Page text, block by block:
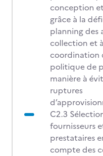
conception
grâce à la
planning des
collection et
coordination
politique de
manière à
ruptures
C2.3
fournisseurs
prestataires
compte des